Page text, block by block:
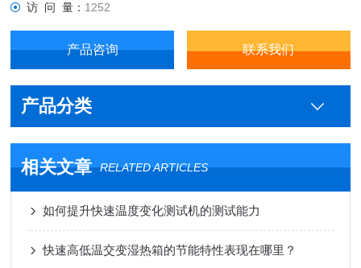
访 问 量： 1252
产品咨询 联系我们
产品分类
相关文章 RELATED ARTICLES
如何提升快速温度变化测试机的测试能力
快速高低温交变湿热箱的节能特性表现在哪里？